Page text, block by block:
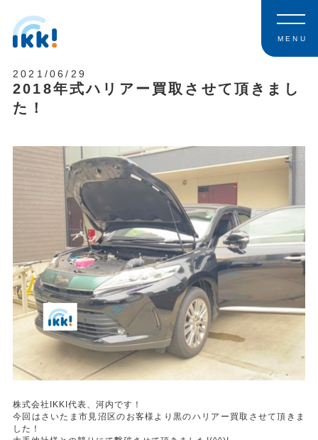
MENU
2021/06/29
2018年式ハリアー買取させて頂きまし
た！
株式会社IKKI代表、河内です！
今回はさいたま市見沼区のお客様より黒のハリアー買取させて頂きま
した！